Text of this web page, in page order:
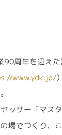
周年を迎え
www.ydk.jp/
ッサー「マス
場でつくり、